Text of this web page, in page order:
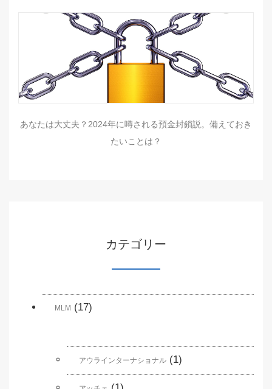
あなたは大丈夫？2024年に噂される預金封鎖説。備えておき
たいことは？
カテゴリー
MLM (17)
アウラインターナショナル (1)